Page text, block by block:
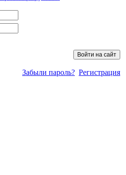
Забыли пароль? Регистрация